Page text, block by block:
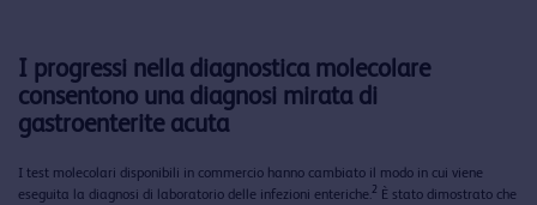
I progressi nella diagnostica molecolare
consentono una diagnosi mirata di
gastroenterite acuta
I test molecolari disponibili in commercio hanno cambiato il modo in cui viene
eseguita la diagnosi di laboratorio delle infezioni enteriche. 2 È stato dimostrato che